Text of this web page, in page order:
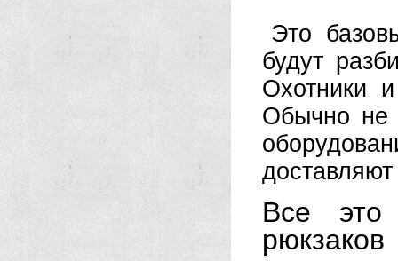
Это
будут
Охотники
Обычно не
Все это
рюкзаков